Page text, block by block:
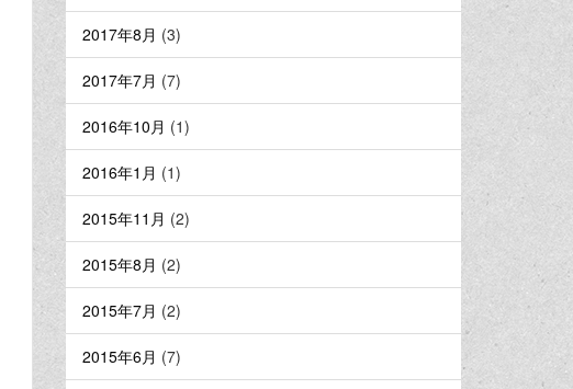
2017年8月 (3)
2017年7月 (7)
2016年10月 (1)
2016年1月 (1)
2015年11月 (2)
2015年8月 (2)
2015年7月 (2)
2015年6月 (7)